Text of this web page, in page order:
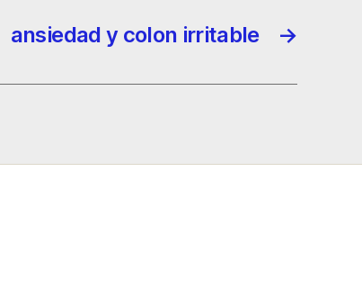
→
ansiedad y colon irritable